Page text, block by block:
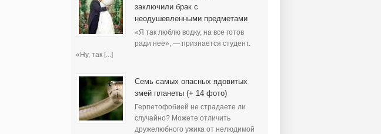
заключили брак с
неодушевленными предметами
«Я так люблю водку, на все готов
ради нее», — признается студент.
«Ну, так [...]
Семь самых опасных ядовитых
змей планеты (+ 14 фото)
Герпетофобией не страдаете ли
случайно? Можете отличить
дружелюбного ужика от нелюдимой